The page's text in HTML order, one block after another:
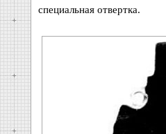
специальная отвертка.